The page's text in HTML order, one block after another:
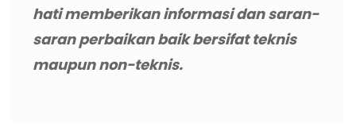
hati memberikan informasi dan saran-
saran perbaikan baik bersifat teknis
maupun non-teknis.